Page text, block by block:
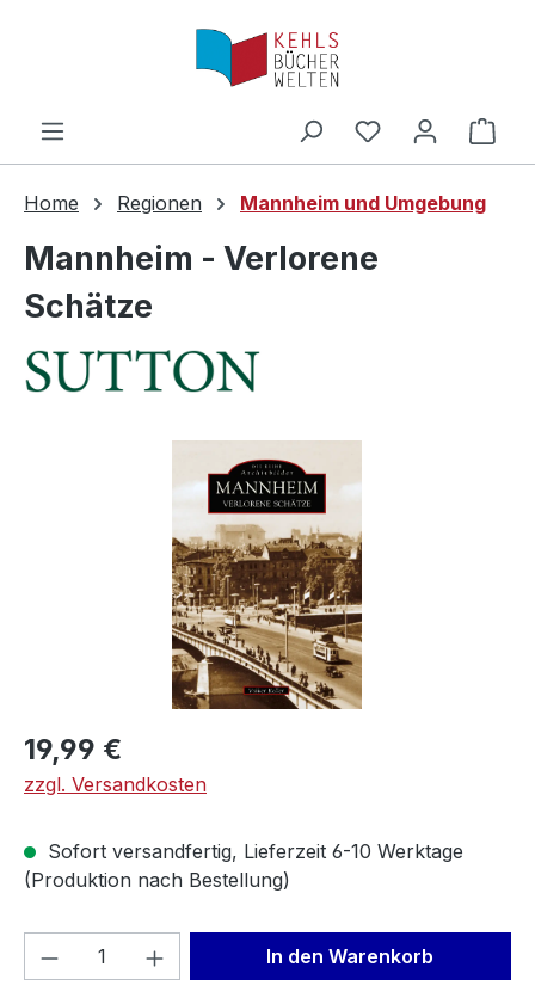
Zum Hauptinhalt springen
Home Regionen Mannheim und Umgebung
Mannheim - Verlorene
Schätze
Bildergalerie überspringen
Regulärer Preis:
19,99 €
zzgl. Versandkosten
Sofort versandfertig, Lieferzeit 6-10 Werktage
(Produktion nach Bestellung)
Produkt Anzahl: Gib denIn den Warenkorb